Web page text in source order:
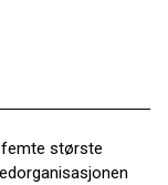
femte største